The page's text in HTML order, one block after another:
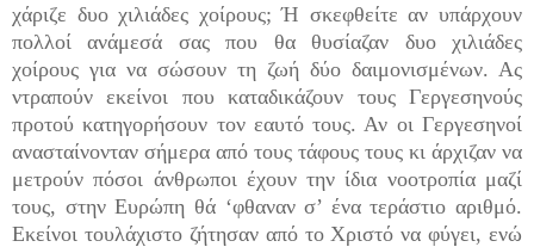
χάριζε δυο χιλιάδες χοίρους; Ή σκεφθείτε αν υπάρχουν
πολλοί ανάμεσά σας που θα θυσίαζαν δυο χιλιάδες
χοίρους για να σώσουν τη ζωή δύο δαιμονισμένων. Ας
ντραπούν εκείνοι που κατα­δικάζουν τους Γεργεσηνούς
προτού κατηγορήσουν τον εαυτό τους. Αν οι Γεργεσηνοί
ανασταίνονταν σήμερα από τους τάφους τους κι άρχιζαν να
μετρούν πόσοι άνθρωποι έχουν την ίδια νοοτροπία μαζί
τους, στην Ευρώπη θά ‘φθαναν σ’ ένα τεράστιο αριθμό.
Εκείνοι τουλάχιστο ζήτησαν από το Χριστό να φύγει, ενώ